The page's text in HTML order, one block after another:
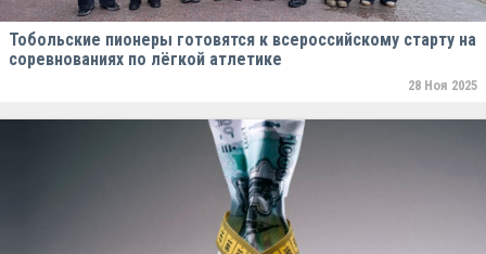
Тобольские пионеры готовятся к всероссийскому старту на
соревнованиях по лёгкой атлетике
28 Ноя 2025